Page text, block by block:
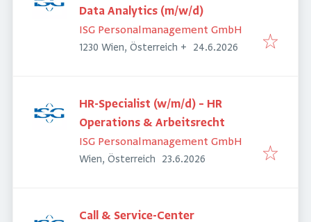
Data Analytics (m/w/d)
ISG Personalmanagement GmbH
1230 Wien, Österreich + Veröffentlicht
24.6.2026
HR-Specialist (w/m/d) – HR
Operations & Arbeitsrecht
ISG Personalmanagement GmbH
Wien, Österreich Veröffentlicht
23.6.2026
Call & Service-Center